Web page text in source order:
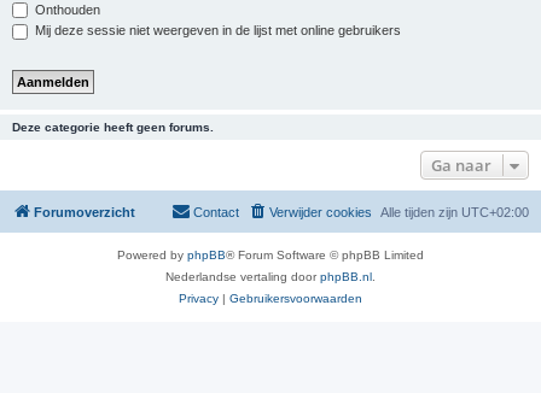
Onthouden
Mij deze sessie niet weergeven in de lijst met online gebruikers
Deze categorie heeft geen forums.
Ga naar
Forumoverzicht Alle tijden zijn UTC+02:00
Verwijder cookies
Contact
Powered by phpBB® Forum Software © phpBB Limited
Nederlandse vertaling doorphpBB.nl
Privacy | Gebruikersvoorwaarden